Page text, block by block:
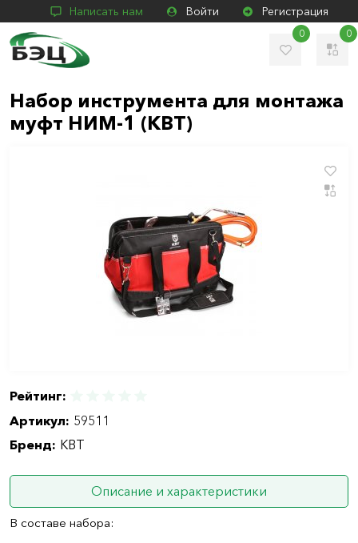
Написать нам Войти Регистрация
0 0
Набор инструмента для монтажа
муфт НИМ-1 (КВТ)
Рейтинг:
Артикул: 59511
Бренд: КВТ
Описание и характеристики
В составе набора: